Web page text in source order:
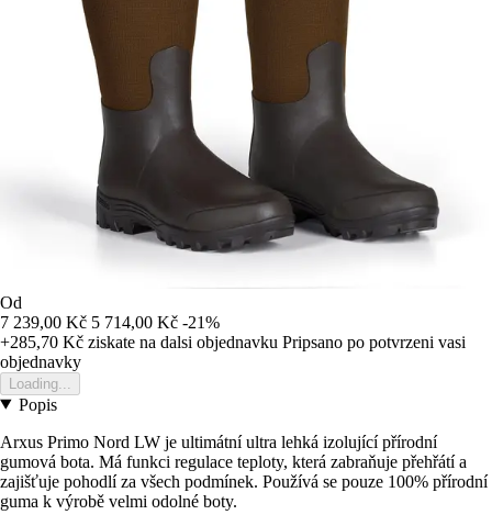
Od
7 239,00 Kč 5 714,00 Kč -21%
+285,70 Kč ziskate na dalsi objednavku Pripsano po potvrzeni vasi
objednavky
Loading...
Popis
Arxus Primo Nord LW je ultimátní ultra lehká izolující přírodní
gumová bota. Má funkci regulace teploty, která zabraňuje přehřátí a
zajišťuje pohodlí za všech podmínek. Používá se pouze 100% přírodní
guma k výrobě velmi odolné boty.